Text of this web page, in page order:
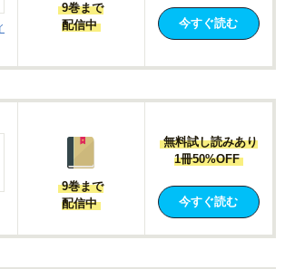
9巻まで
配信中
今すぐ読む
9巻まで
配信中
無料試し読みあり
1冊50%OFF
今すぐ読む